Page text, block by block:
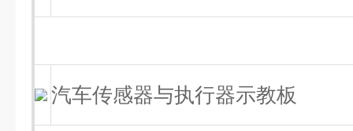
汽车传感器与执行器示教板